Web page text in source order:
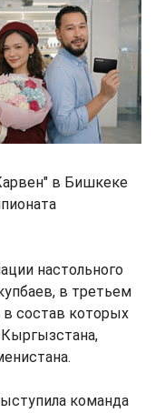
в Бишкеке
настольного
в третьем
в состав которых
команда